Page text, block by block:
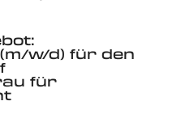
w/d) für den
für